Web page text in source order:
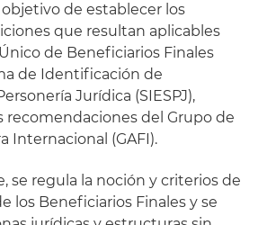
de establecer los
que resultan aplicables
de Beneficiarios Finales
de Identificación de
Jurídica (SIESPJ),
recomendaciones del Grupo de
Internacional (GAFI).
se regula la noción y criterios de
los Beneficiarios Finales y se